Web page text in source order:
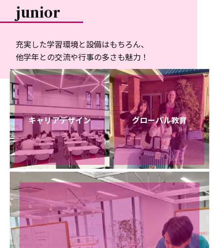
junior
充実した学習環境と設備はもちろん、
他学年との交流や行事の多さも魅力！
キャリアデザイン グローバル教育